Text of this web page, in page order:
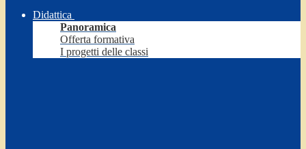
Didattica
Panoramica
Offerta formativa
I progetti delle classi